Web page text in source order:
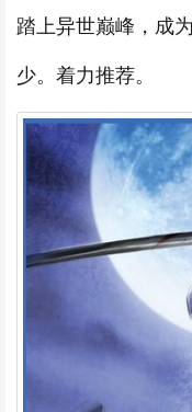
踏上异世巅峰，成
少。着力推荐。